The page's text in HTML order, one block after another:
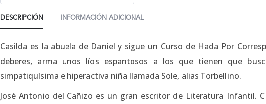
DESCRIPCIÓN INFORMACIÓN ADICIONAL
Casilda es la abuela de Daniel y sigue un Curso de Hada Por
deberes, arma unos líos espantosos a los que tienen que
simpatiquísima e hiperactiva niña llamada Sole, alias Torbellino.
José Antonio del Cañizo es un gran escritor de Literatura Infantil.